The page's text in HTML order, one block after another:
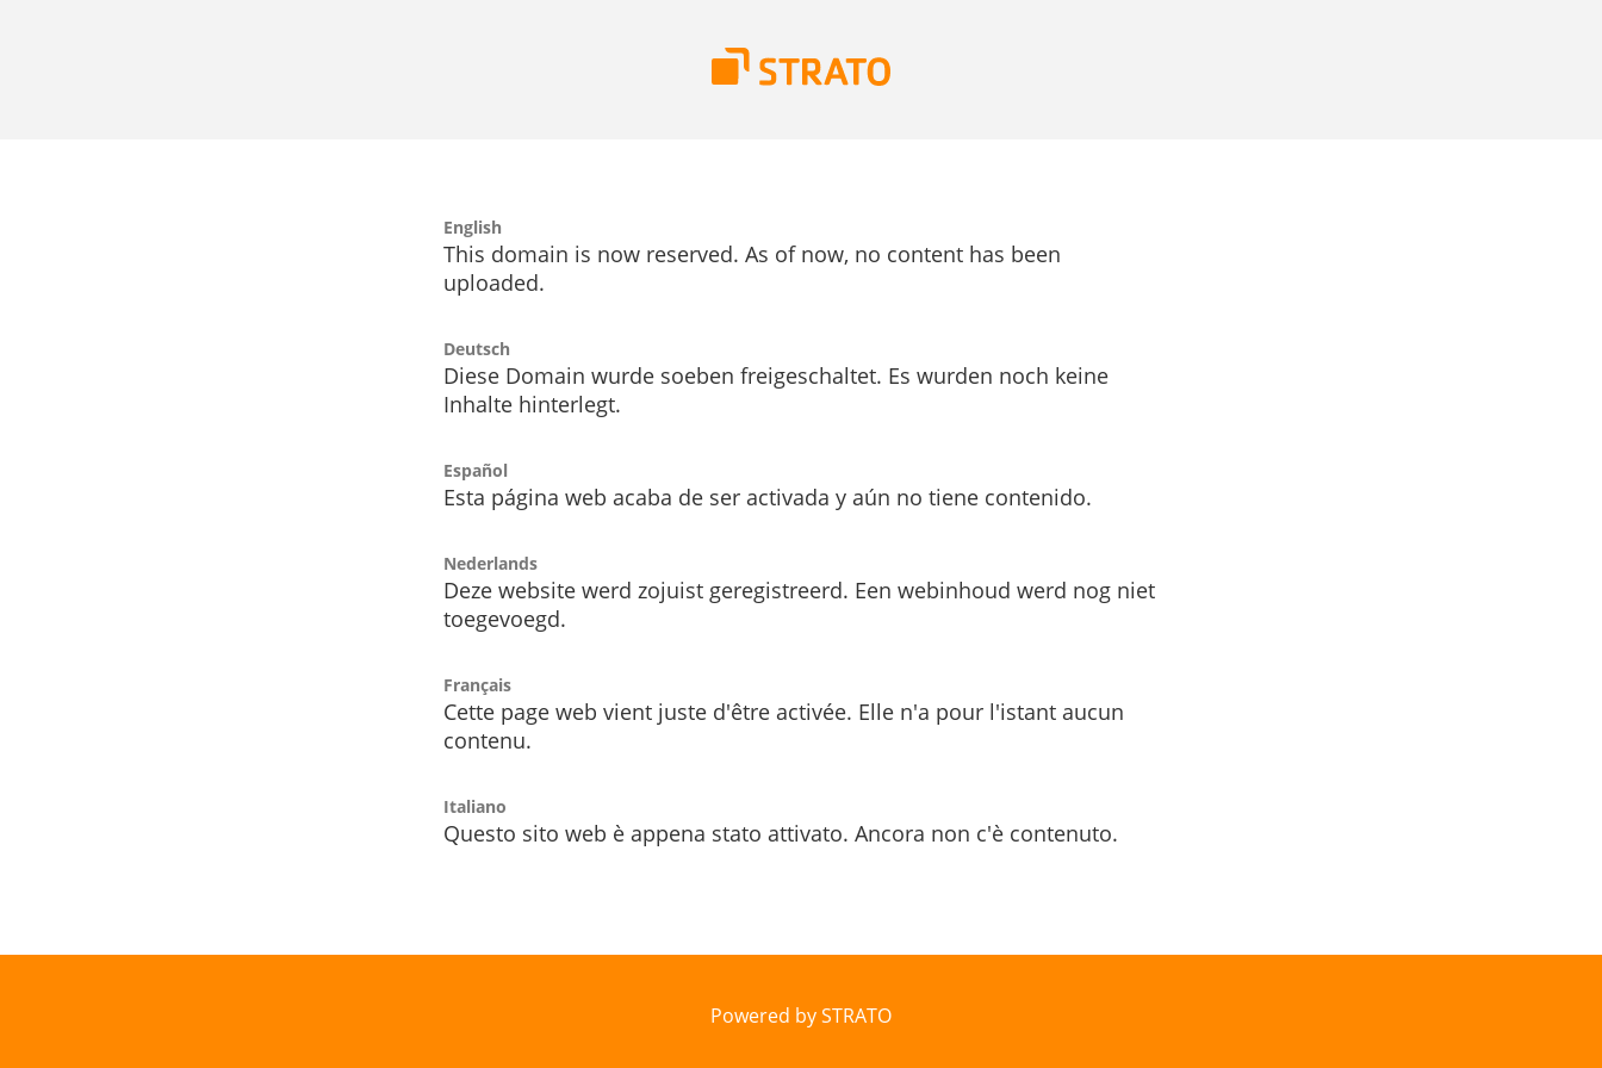
English
This domain is now reserved. As of now, no content has been
uploaded.
Deutsch
Diese Domain wurde soeben freigeschaltet. Es wurden noch keine
Inhalte hinterlegt.
Español
Esta página web acaba de ser activada y aún no tiene contenido.
Nederlands
Deze website werd zojuist geregistreerd. Een webinhoud werd nog niet
toegevoegd.
Français
Cette page web vient juste d'être activée. Elle n'a pour l'istant aucun
contenu.
Italiano
Questo sito web è appena stato attivato. Ancora non c'è contenuto.
Powered by STRATO